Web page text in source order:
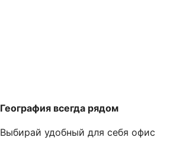
География всегда рядом
Выбирай удобный для себя офис